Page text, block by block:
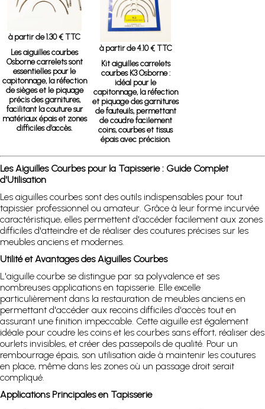
à partir de 1.30 € TTC
Les aiguilles courbes
Osborne carrelets sont
essentielles pour le
capitonnage, la réfection
de sièges et le piquage
précis des garnitures,
facilitant la couture sur
matériaux épais et zones
difficiles d’accès.
à partir de 4.10 € TTC
Kit aiguilles carrelets
courbes K3 Osborne :
idéal pour le
capitonnage, la réfection
et piquage des garnitures
de fauteuils, permettant
de coudre facilement
coins, courbes et tissus
épais avec précision.
Les Aiguilles Courbes pour la Tapisserie : Guide Complet
d'Utilisation
Les aiguilles courbes sont des outils indispensables pour tout
tapissier professionnel ou amateur. Grâce à leur forme incurvée
caractéristique, elles permettent d'accéder facilement aux zones
difficiles d'atteindre et de réaliser des coutures précises sur les
meubles anciens et modernes.
Utilité et Avantages des Aiguilles Courbes
L'aiguille courbe se distingue par sa polyvalence et ses
nombreuses applications en tapisserie. Elle excelle
particulièrement dans la restauration de meubles anciens en
permettant d'accéder aux recoins difficiles d'accès tout en
assurant une finition impeccable. Cette aiguille est également
idéale pour coudre les coins et les courbes sans effort, réaliser des
ourlets invisibles, et créer des passepoils de qualité. Pour un
rembourrage épais, son utilisation aide à maintenir les coutures
en place, même dans les zones où un passage droit serait
compliqué.
Applications Principales en Tapisserie